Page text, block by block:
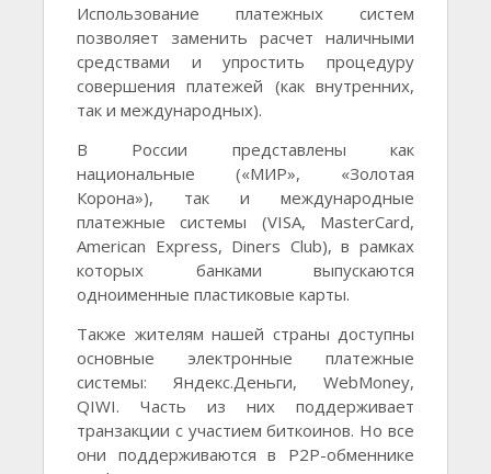
Использование платежных систем
позволяет заменить расчет наличными
средствами и упростить процедуру
совершения платежей (как внутренних,
так и международных).
В России представлены как
национальные («МИР», «Золотая
Корона»), так и международные
платежные системы (VISA, MasterCard,
American Express, Diners Club), в рамках
которых банками выпускаются
одноименные пластиковые карты.
Также жителям нашей страны доступны
основные электронные платежные
системы: Яндекс.Деньги, WebMoney,
QIWI. Часть из них поддерживает
транзакции с участием биткоинов. Но все
они поддерживаются в Р2Р-обменнике